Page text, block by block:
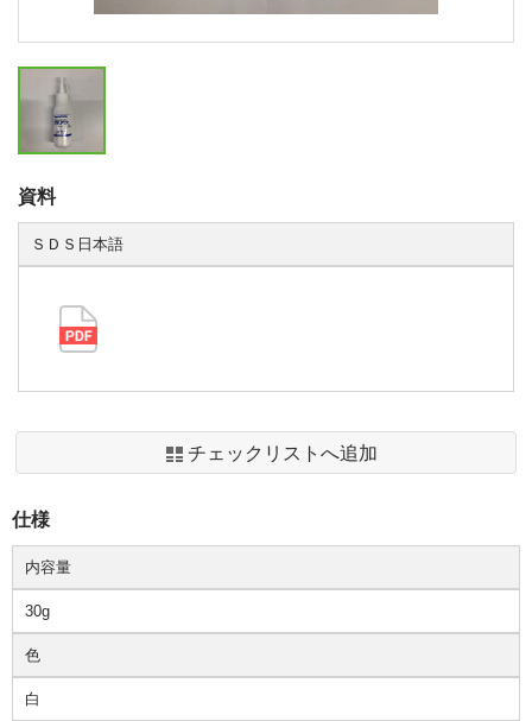
チェックリストへ追加
仕様
内容量
30g
色
白
資料
ＳＤＳ日本語